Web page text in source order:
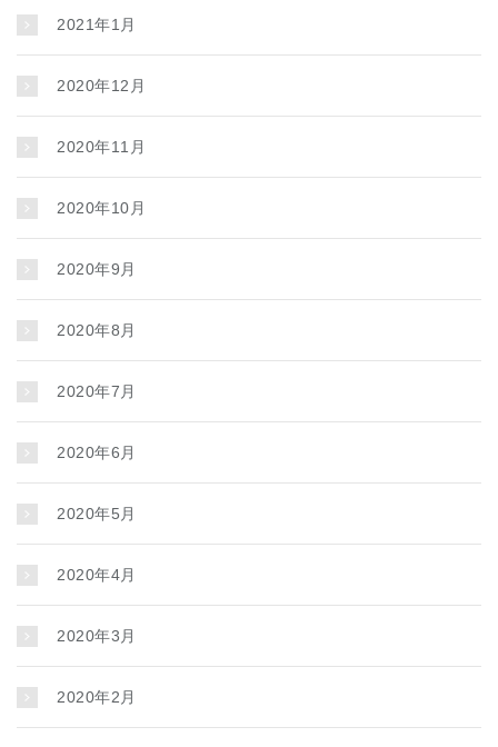
2021年1月
2020年12月
2020年11月
2020年10月
2020年9月
2020年8月
2020年7月
2020年6月
2020年5月
2020年4月
2020年3月
2020年2月